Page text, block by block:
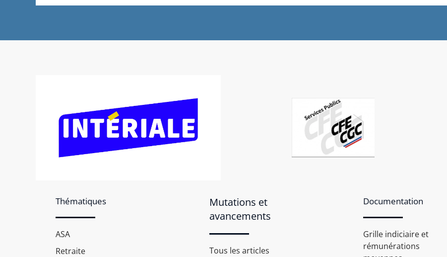
Thématiques
ASA
Retraite
Mutations et
avancements
Tous les articles
Documentation
Grille indiciaire et
rémunérations